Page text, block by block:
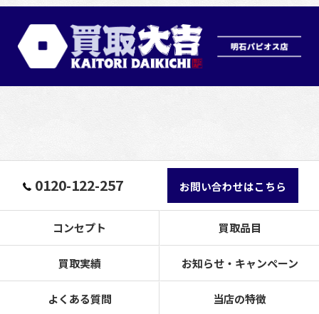
0120-122-257 お問い合わせはこちら
コンセプト 買取品目
買取実績 お知らせ・キャンペーン
よくある質問 当店の特徴